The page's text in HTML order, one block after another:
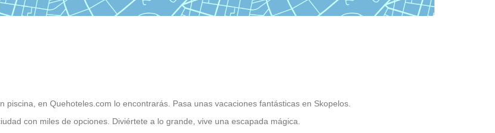
en Quehoteles.com lo encontrarás. Pasa unas vacaciones fantásticas en Skopelos.
con miles de opciones. Diviértete a lo grande, vive una escapada mágica.